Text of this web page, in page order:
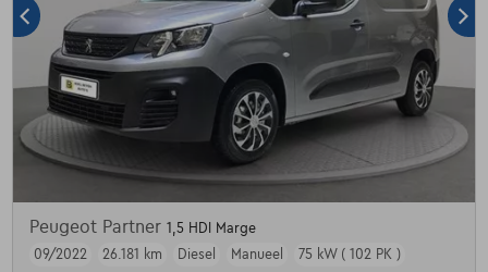
Peugeot Partner 1,5 HDI Marge
09/2022
26.181 km Diesel Manueel 75 kW ( 102 PK )